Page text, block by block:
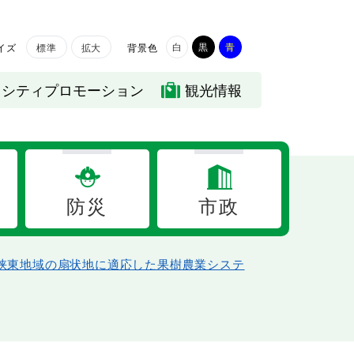
ズ 標準 拡大 背景色 白 黒 青
シティプロモーション 観光情報
防災 市政
東地域の扇状地に適応した果樹農業システ